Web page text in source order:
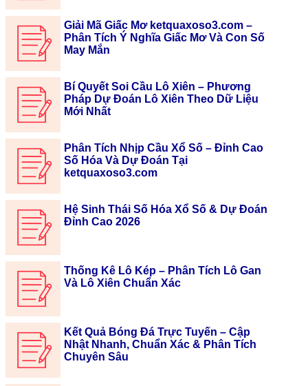
Giải Mã Giấc Mơ ketquaxoso3.com –
Phân Tích Ý Nghĩa Giấc Mơ Và Con Số
May Mắn
Bí Quyết Soi Cầu Lô Xiên – Phương
Pháp Dự Đoán Lô Xiên Theo Dữ Liệu
Mới Nhất
Phân Tích Nhịp Cầu Xổ Số – Đỉnh Cao
Số Hóa Và Dự Đoán Tại
ketquaxoso3.com
Hệ Sinh Thái Số Hóa Xổ Số & Dự Đoán
Đỉnh Cao 2026
Thống Kê Lô Kép – Phân Tích Lô Gan
Và Lô Xiên Chuẩn Xác
Kết Quả Bóng Đá Trực Tuyến – Cập
Nhật Nhanh, Chuẩn Xác & Phân Tích
Chuyên Sâu